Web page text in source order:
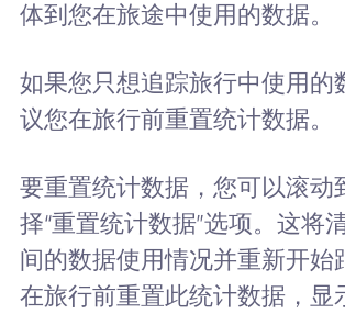
体到您在旅途中使用的数据。
如果您只想追踪旅行中使用的
议您在旅行前重置统计数据。
要重置统计数据，您可以滚动
择“重置统计数据”选项。这将
间的数据使用情况并重新开始
在旅行前重置此统计数据，显